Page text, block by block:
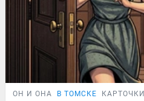
ОН И ОНА В ТОМСКЕ КАРТОЧКИ